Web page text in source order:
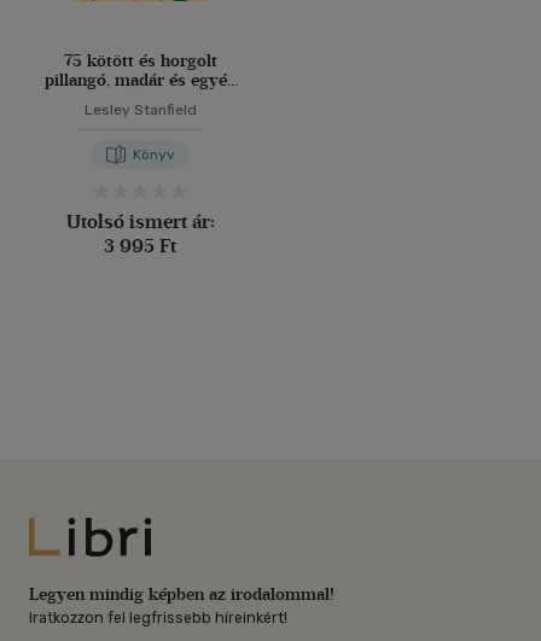
75 kötött és horgolt
pillangó, madár és egyéb
apró állatka
Lesley Stanfield
Könyv
Utolsó ismert ár:
3 995 Ft
Libri
Legyen mindig képben az irodalommal!
Iratkozzon fel legfrissebb híreinkért!